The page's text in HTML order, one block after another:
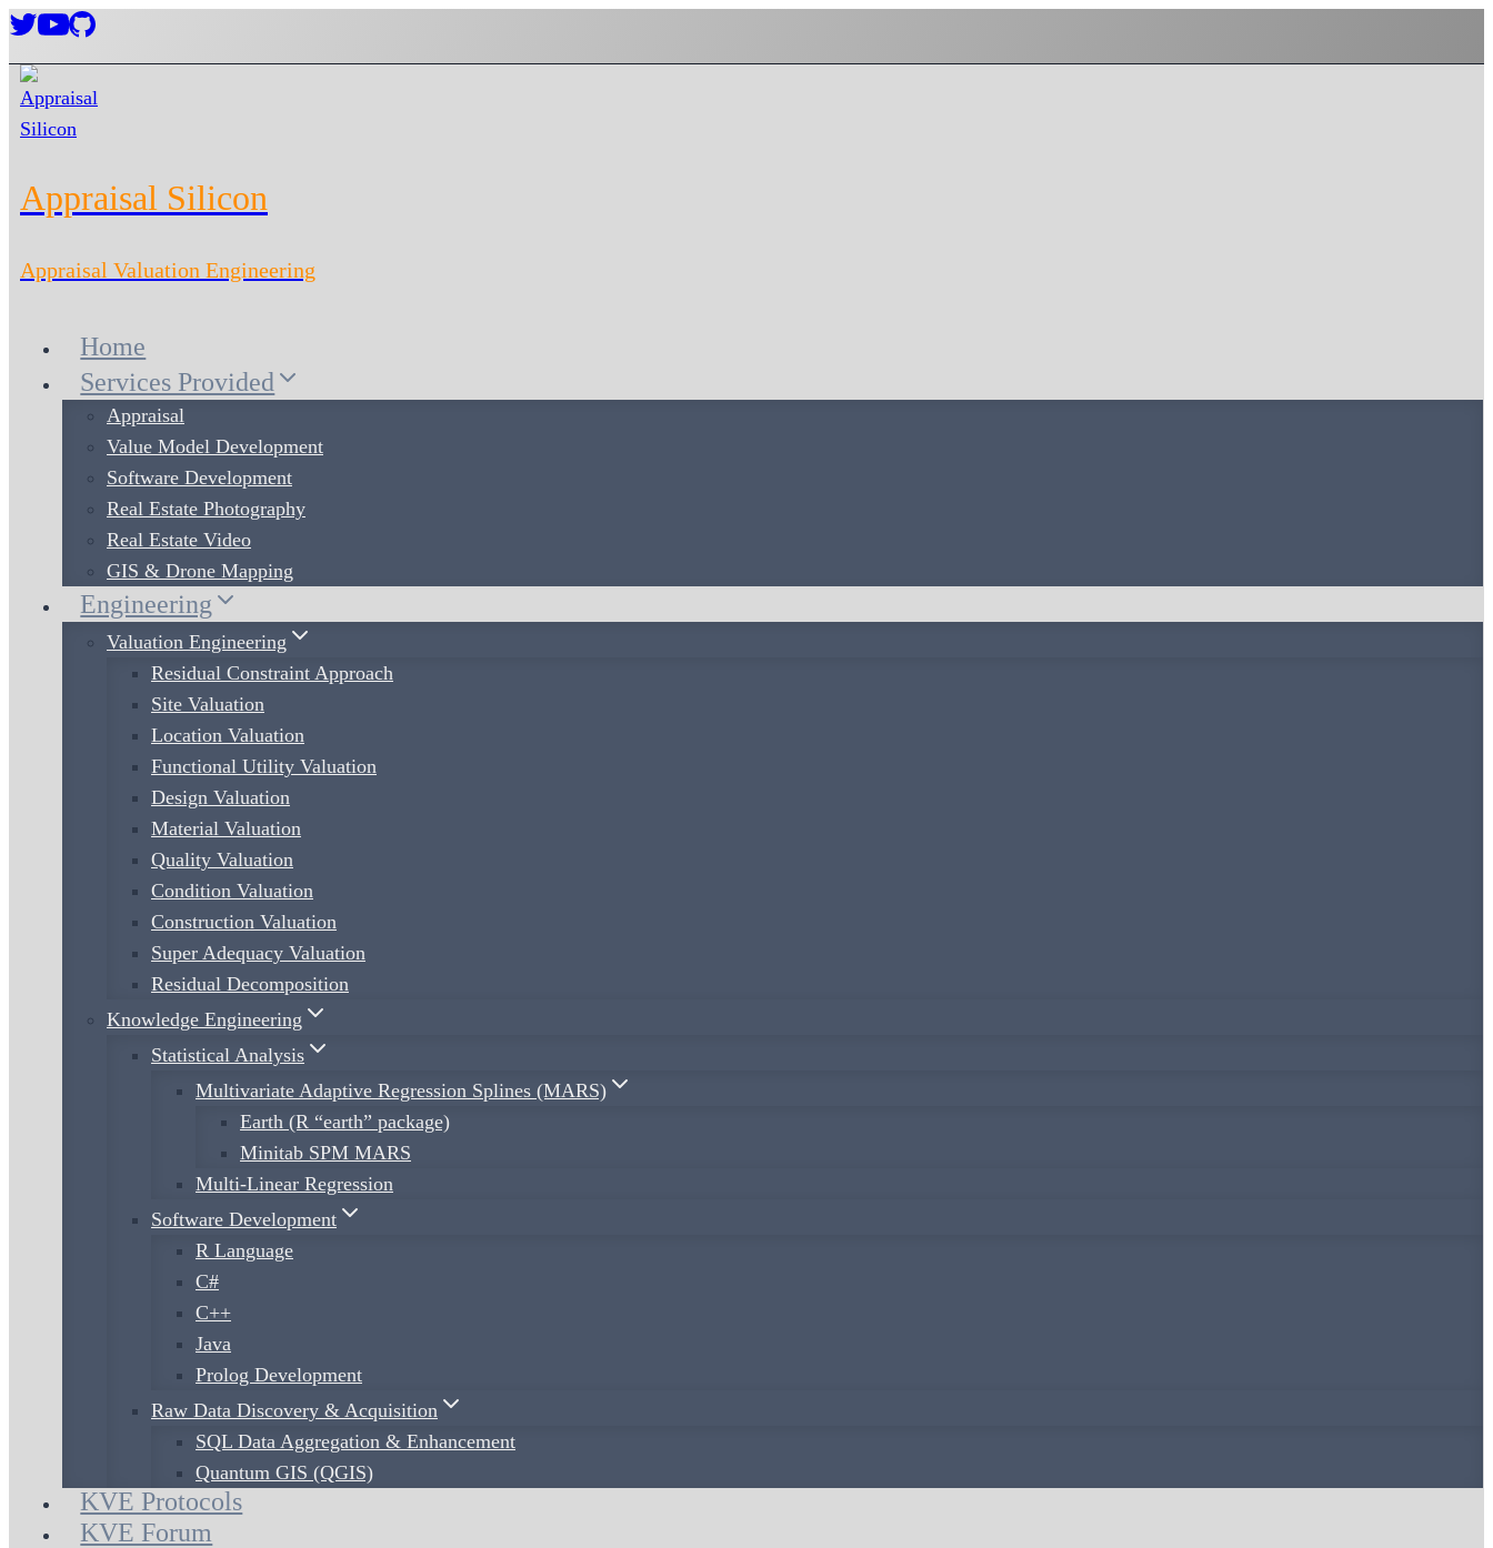
Skip
content
Appraisal Silicon
Appraisal Valuation Engineering
Home
Services Provided
Appraisal
Value Model Development
Software Development
Real Estate Photography
Real Estate Video
GIS & Drone Mapping
Engineering
Valuation Engineering
Residual Constraint Approach
Site Valuation
Location Valuation
Functional Utility Valuation
Design Valuation
Material Valuation
Quality Valuation
Condition Valuation
Construction Valuation
Super Adequacy Valuation
Residual Decomposition
Knowledge Engineering
Statistical Analysis
Multivariate Adaptive Regression Splines (MARS)
Earth (R “earth” package)
Minitab SPM MARS
Multi-Linear Regression
Software Development
R Language
C#
C++
Java
Prolog Development
Raw Data Discovery & Acquisition
SQL Data Aggregation & Enhancement
Quantum GIS (QGIS)
KVE Protocols
KVE Forum